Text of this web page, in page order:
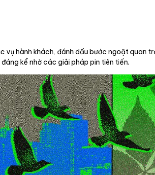
hành khách, đánh dấu bước ngoặt quan
kể nhờ các giải pháp pin tiên tiến.